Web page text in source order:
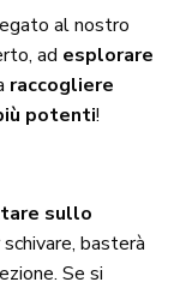
al nostro
ad esplorare
raccogliere
potenti!
sullo
schivare, basterà
Se si